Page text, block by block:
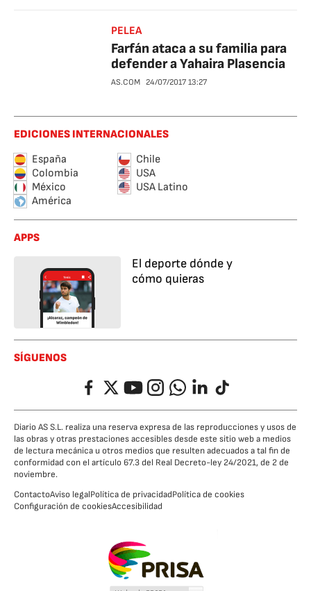
PELEA
Farfán ataca a su familia para
defender a Yahaira Plasencia
AS.COM 24/07/2017 13:27
EDICIONES INTERNACIONALES
España
Chile
Colombia
USA
México
USA Latino
América
APPS
El deporte dónde y
cómo quieras
SÍGUENOS
FacebookTwitterYouTubeInstagramWhatsappLinkedIn
TikTok
Diario AS S.L. realiza una reserva expresa de las reproducciones y usos de
las obras y otras prestaciones accesibles desde este sitio web a medios
de lectura mecánica u otros medios que resulten adecuados a tal fin de
conformidad con el artículo 67.3 del Real Decreto-ley 24/2021, de 2 de
noviembre.
ContactoAviso legalPolítica de privacidadPolítica de cookies
Configuración de cookiesAccesibilidad